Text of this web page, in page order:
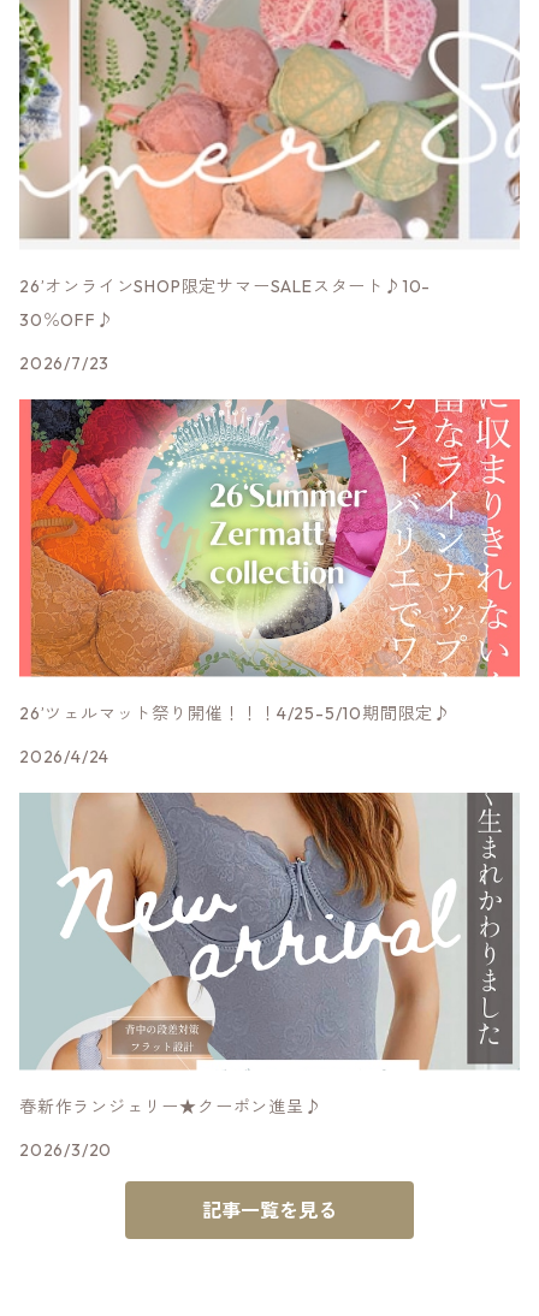
Priority
fre.s.cute
Bou Jeloud
その他ブランド
アンバー
クイーン
ルーシー
サマンサ
Formenteraフォルメンテーラ
Eparinaエパリナ
Yaucoヨーコ
narueナルエー
EUCALANユーカラン
その他ランジェリー
限定★赤ランジェリー
補正ブラ【グロウアップ】
補正ブラ【グラマー】
2段ホック
3段ホック
肩ヒモ幅広
肩ヒモ幅細
LLサイズ
Mサイズ
Lサイズ
LLサイズ
Mサイズ
Lサイズ
LLサイズ
サニタリー（生理用)ショーツ
Mサイズ
Lサイズ
Tバック・タンガ
パジャマ
Lサイズ
LLサイズ
Mサイズ
Lサイズ
LLサイズ
ツーウェイ生地
Mサイズ
Lサイズ
パワーネット
Sサイズ
LLサイズ
総レース
Sサイズ
Lサイズ
モダール他素材
Mサイズ
Lサイズ
LLサイズ
26’オンラインSHOP限定サマーSALEスタート♪10-
30％OFF♪
2026/7/23
26’ツェルマット祭り開催！！！4/25-5/10期間限定♪
2026/4/24
春新作ランジェリー★クーポン進呈♪
2026/3/20
記事一覧を見る